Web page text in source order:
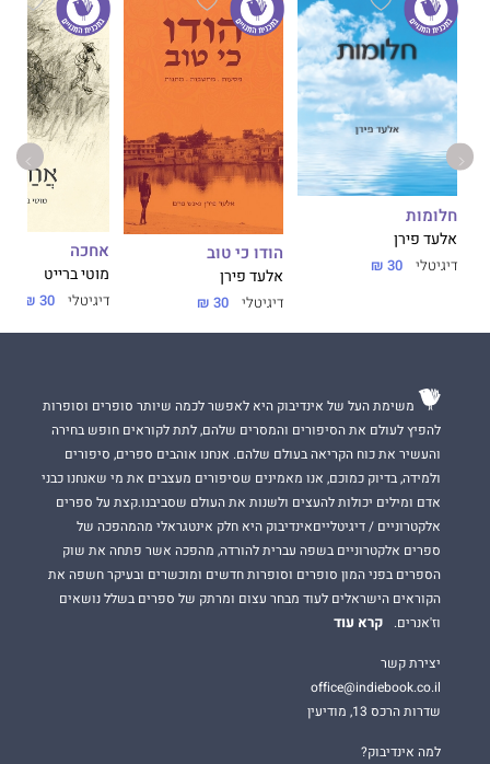
חלומות
אלעד פירן
דיגיטלי 30 ₪
הודו כי טוב
אלעד פירן
דיגיטלי 30 ₪
אחכה
מוטי ברייט
דיגיטלי 30 ₪
משימת העל של אינדיבוק היא לאפשר לכמה שיותר סופרים וסופרות
להפיץ לעולם את הסיפורים והמסרים שלהם, לתת לקוראים חופש בחירה
והעשיר את כוח הקריאה בעולם שלהם. אנחנו אוהבים ספרים, סיפורים
ולמידה, בדיוק כמוכם, אנו מאמינים שסיפורים מעצבים את מי שאנחנו כבני
אדם ומילים יכולות להעצים ולשנות את העולם שסביבנו.קצת על ספרים
אלקטרוניים / דיגיטלייםאינדיבוק היא חלק אינטגראלי מהמהפכה של
ספרים אלקטרוניים בשפה עברית להורדה, מהפכה אשר פתחה את שוק
הספרים בפני המון סופרים וסופרות חדשים ומוכשרים ובעיקר חשפה את
הקוראים הישראלים לעוד מבחר עצום ומרתק של ספרים בשלל נושאים
וז'אנרים.
קרא עוד
יצירת קשר
office@indiebook.co.il
שדרות הרכס 13, מודיעין
למה אינדיבוק?